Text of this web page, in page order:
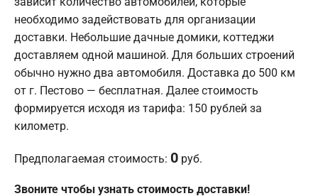
необходимо задействовать для организации
доставки. Небольшие дачные домики, коттеджи
доставляем одной машиной. Для больших строений
обычно нужно два автомобиля. Доставка до 500 км
от г. Пестово — бесплатная. Далее стоимость
формируется исходя из тарифа: 150 рублей за
километр.
Предполагаемая стоимость: 0 руб.
Звоните чтобы узнать стоимость доставки!